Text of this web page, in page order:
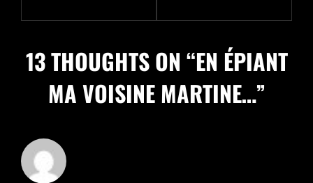
13 THOUGHTS ON “EN ÉPIANT
MA VOISINE MARTINE…”